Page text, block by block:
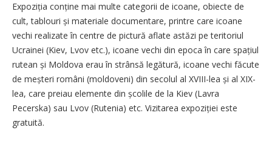
Expoziția conține mai multe categorii de icoane, obiecte de
cult, tablouri și materiale documentare, printre care icoane
vechi realizate în centre de pictură aflate astăzi pe teritoriul
Ucrainei (Kiev, Lvov etc.), icoane vechi din epoca în care spațiul
rutean și Moldova erau în strânsă legătură, icoane vechi făcute
de meșteri români (moldoveni) din secolul al XVIII-lea și al XIX-
lea, care preiau elemente din școlile de la Kiev (Lavra
Pecerska) sau Lvov (Rutenia) etc. Vizitarea expoziției este
gratuită.